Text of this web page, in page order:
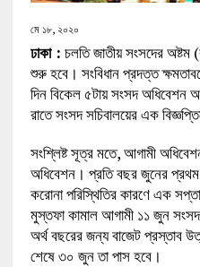
মে ১৮, ২০২০
ঢাকা : চলতি জাতীয় সংসদের
শুরু হবে। সংবিধান প্রদত্ত
দিন বিকেল ৫টায় সংসদ
রাতে সংসদ সচিবালয়ের এক
সংশ্লিষ্ট সূত্র মতে, আগামী
অধিবেশন। প্রতি বছর জুনের
করোনা পরিস্থিতির কারণে এক
মুস্তফা কামাল আগামী ১১ জুন
অর্থ বছরের জন্য বাজেট প্রস্তাব
শেষে ৩০ জুন তা পাস হবে।